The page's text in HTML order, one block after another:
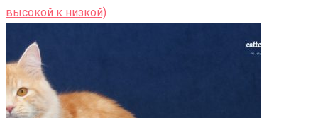
высокой к низкой)